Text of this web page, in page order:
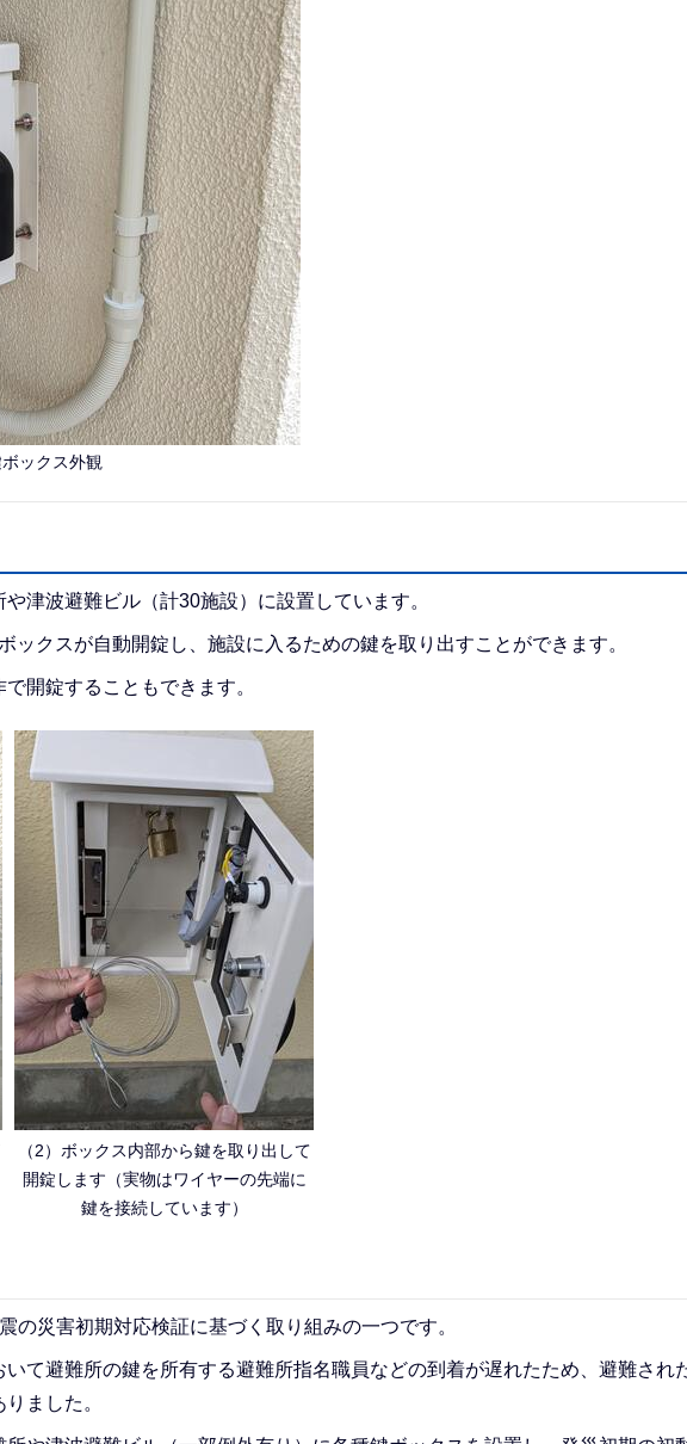
ックス外観
津波避難ビル（計30施設）に設置しています。
ックスが自動開錠し、施設に入るための鍵を取り出すことができます。
開錠することもできます。
（2）ボックス内部から鍵を取り出して
開錠します（実物はワイヤーの先端に
鍵を接続しています）
の災害初期対応検証に基づく取り組みの一つです。
て避難所の鍵を所有する避難所指名職員などの到着が遅れたため、避難され
ました。